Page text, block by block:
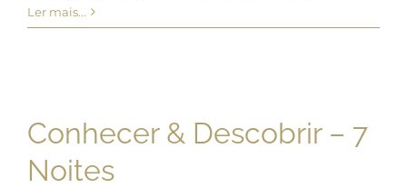
Ler mais...
Conhecer & Descobrir – 7
Noites